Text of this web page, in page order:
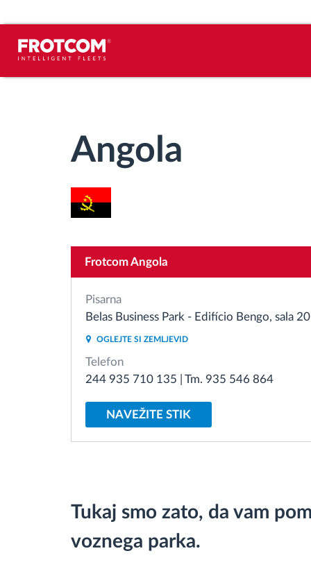
Analiza vedenja med vožnjo
Spremljanje voznih časov
Upravljanje delovne sile
Oddaljen prenos podatkov iz tahografa
Načrtovanje in spremljanje poti
Samodejno prepoznavanje voznika
Angola
Frotcom Angola
Pisarna
Belas Business Park - Edifício Bengo, sala
OGLEJTE SI ZEMLJEVID
Telefon
244 935 710 135 | Tm. 935 546 864
NAVEŽITE STIK
Tukaj smo zato, da vam
voznega parka.